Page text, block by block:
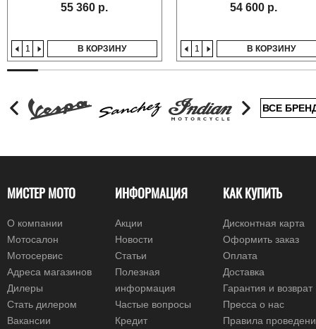
55 360 р.
В КОРЗИНУ
54 600 р.
В КОРЗИНУ
ВСЕ
МИСТЕР МОТО
О компании
Мотосалон
Мотосервис
Адреса магазинов
Дилеры
Стать дилером
Вакансии
ИНФОРМАЦИЯ
Акции
Новости
Статьи
Полезная
информация
Частые вопросы
Кредит
КАК КУПИТЬ
Дисконтная карта
Оформить заказ
Оплата
Доставка
Гарантия и возврат
Пресса о нас
Правила